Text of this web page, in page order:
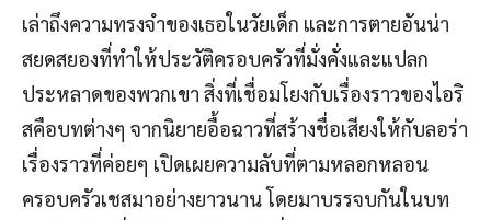
เล่าถึงความทรงจำของเธอในวัยเด็ก และการตายอันน่า
สยดสยองที่ทำให้ประวัติครอบครัวที่มั่งคั่งและแปลก
ประหลาดของพวกเขา สิ่งที่เชื่อมโยงกับเรื่องราวของไอริ
สคือบทต่างๆ จากนิยายอื้อฉาวที่สร้างชื่อเสียงให้กับลอร่า
เรื่องราวที่ค่อยๆ เปิดเผยความลับที่ตามหลอกหลอน
ครอบครัวเชสมาอย่างยาวนาน โดยมาบรรจบกันในบท